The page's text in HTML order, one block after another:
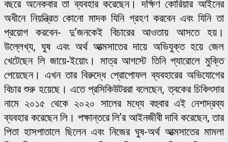
বছরে অনেকবার তা ব্যবহার করেছেন। দক্ষিণ কোরিয়ার আইনের
অধীনে নিয়ন্ত্রিত কোনো মাদক যিনি গ্রহণ করবেন এবং যিনি তা
প্রয়োগ করবেন- দু’জনকেই বিচারের আওতায় আসতে হয়।
উল্লেখ্য, ঘুষ এবং অর্থ আত্মসাতের দায়ে অভিযুক্ত হয়ে জেল
খেটেছেন লি জায়ে-ইয়োং। মাত্র আগস্টে তিনি প্যারোলে মুক্তি
পেয়েছেন। এখন তার বিরুদ্ধে প্রোপোফল ব্যবহারের অভিযোগের
বিচার শুরু হয়েছে। এতে প্রসিকিউটররা বলেছেন, ত্বকের চিকিৎসার
নামে ২০১৫ থেকে ২০২০ সালের মধ্যে বহুবার এই নেশাদ্রব্য
ব্যবহার করেছেন লি। পক্ষান্তরে লি’র আইনজীবী দাবি করেছেন, তার
পিতা হাসপাতালে ছিলেন এবং নিজের ঘুষ-অর্থ আত্মসাতের মামলা